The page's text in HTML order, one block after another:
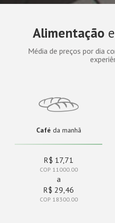
Alimentação
Média de preços por dia
Café da manhã
R$ 17,71
COP 11000.00
a
R$ 29,46
COP 18300.00